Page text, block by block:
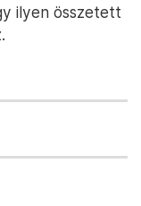
ilyen összetett